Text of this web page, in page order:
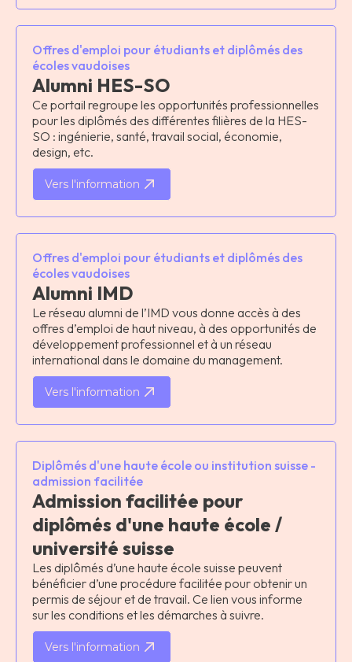
Offres d'emploi pour étudiants et diplômés des
écoles vaudoises
Alumni HES-SO
Ce portail regroupe les opportunités professionnelles
pour les diplômés des différentes filières de la HES-
SO : ingénierie, santé, travail social, économie,
design, etc.
Vers l'information
Offres d'emploi pour étudiants et diplômés des
écoles vaudoises
Alumni IMD
Le réseau alumni de l’IMD vous donne accès à des
offres d’emploi de haut niveau, à des opportunités de
développement professionnel et à un réseau
international dans le domaine du management.
Vers l'information
Diplômés d'une haute école ou institution suisse -
admission facilitée
Admission facilitée pour
diplômés d'une haute école /
université suisse
Les diplômés d’une haute école suisse peuvent
bénéficier d’une procédure facilitée pour obtenir un
permis de séjour et de travail. Ce lien vous informe
sur les conditions et les démarches à suivre.
Vers l'information